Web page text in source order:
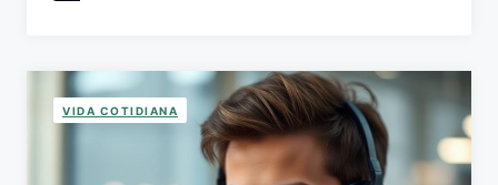
VIDA COTIDIANA